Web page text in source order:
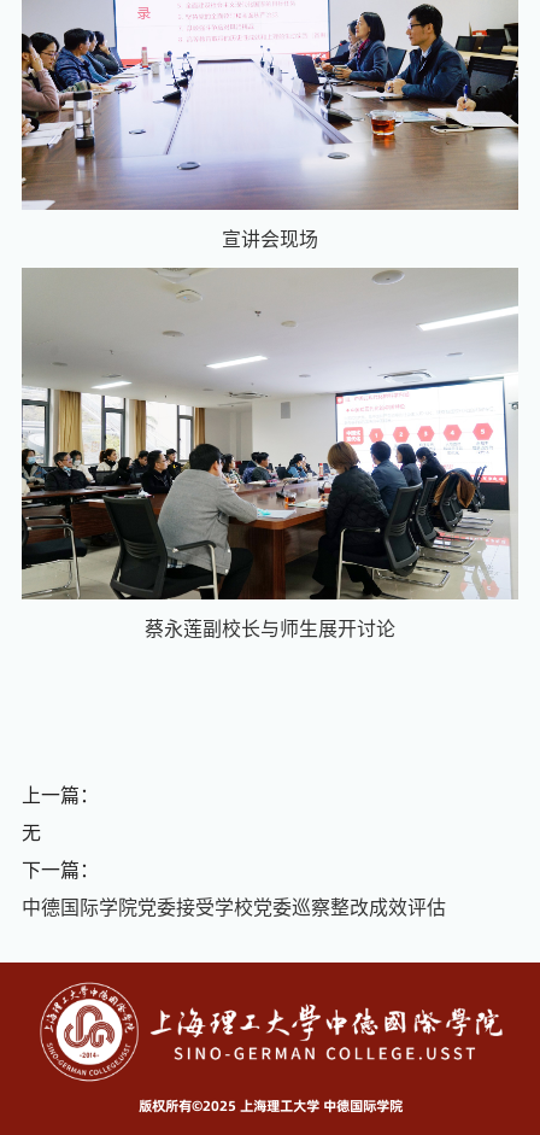
宣讲会现场
蔡永莲副校长与师生展开讨论
上一篇：
无
下一篇：
中德国际学院党委接受学校党委巡察整改成效评估
版权所有©2025 上海理工大学 中德国际学院